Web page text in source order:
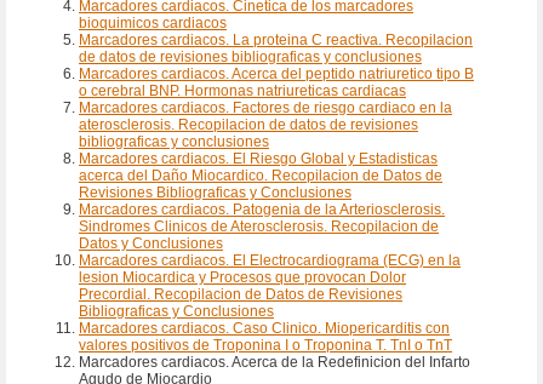
Marcadores cardiacos. Cinetica de los marcadores
bioquimicos cardiacos
Marcadores cardiacos. La proteina C reactiva. Recopilacion
de datos de revisiones bibliograficas y conclusiones
Marcadores cardiacos. Acerca del peptido natriuretico tipo B
o cerebral BNP. Hormonas natriureticas cardiacas
Marcadores cardiacos. Factores de riesgo cardiaco en la
aterosclerosis. Recopilacion de datos de revisiones
bibliograficas y conclusiones
Marcadores cardiacos. El Riesgo Global y Estadisticas
acerca del Daño Miocardico. Recopilacion de Datos de
Revisiones Bibliograficas y Conclusiones
Marcadores cardiacos. Patogenia de la Arteriosclerosis.
Sindromes Clinicos de Aterosclerosis. Recopilacion de
Datos y Conclusiones
Marcadores cardiacos. El Electrocardiograma (ECG) en la
lesion Miocardica y Procesos que provocan Dolor
Precordial. Recopilacion de Datos de Revisiones
Bibliograficas y Conclusiones
Marcadores cardiacos. Caso Clinico. Miopericarditis con
valores positivos de Troponina I o Troponina T. TnI o TnT
Marcadores cardiacos. Acerca de la Redefinicion del Infarto
Agudo de Miocardio